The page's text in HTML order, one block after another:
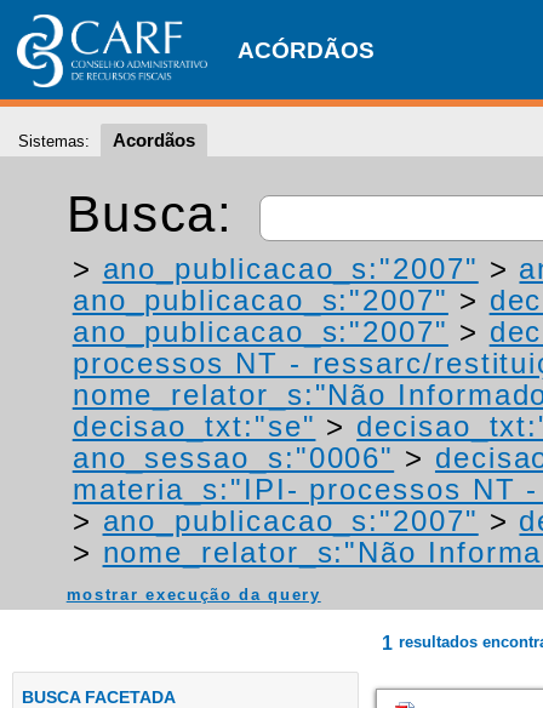
ACÓRDÃOS
Sistemas: Acordãos
Busca:
> ano_publicacao_s:"2007" >
ano_publicacao_s:"2007" >
ano_publicacao_s:"2007" >
processos NT - ressarc/
nome_relator_s:"Não
decisao_txt:"se" >
ano_sessao_s:"0006" >
materia_s:"IPI- processos NT
> ano_publicacao_s:"2007" >
> nome_relator_s:"Não
mostrar execução da query
BUSCA FACETADA
1 resultados